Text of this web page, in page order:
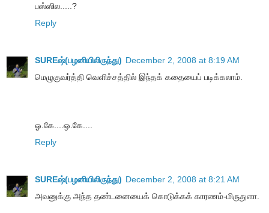
பஸ்ஸில.....?
Reply
SUREஷ்(பழனியிலிருந்து) December 2, 2008 at 8:19 AM
மெழுகுவர்த்தி வெளிச்சத்தில் இந்தக் கதையைப் படிக்கலாம்.
ஓ.கே....ஒ.கே....
Reply
SUREஷ்(பழனியிலிருந்து) December 2, 2008 at 8:21 AM
அவனுக்கு அந்த தண்டனையைக் கொடுக்கக் காரணம்-மிருதுளா.